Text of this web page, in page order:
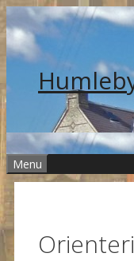
Skip
to
content
Menu